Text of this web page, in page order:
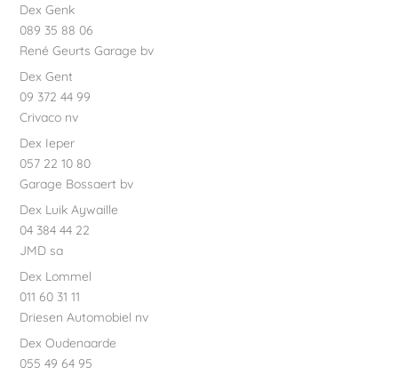
Dex Genk
089 35 88 06
René Geurts Garage bv
Dex Gent
09 372 44 99
Crivaco nv
Dex Ieper
057 22 10 80
Garage Bossaert bv
Dex Luik Aywaille
04 384 44 22
JMD sa
Dex Lommel
011 60 31 11
Driesen Automobiel nv
Dex Oudenaarde
055 49 64 95